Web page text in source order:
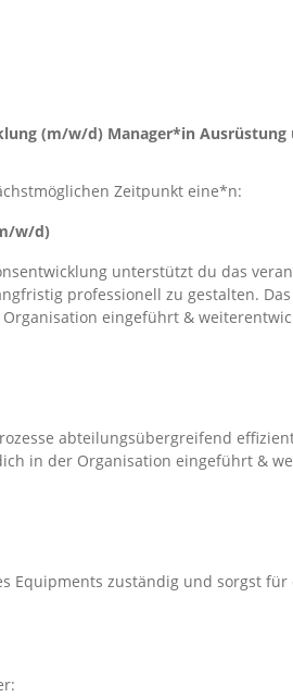
(m/w/d) Manager*in
Zeitpunkt eine*n:
w/d)
unterstützt du das
professionell zu gestalten.
eingeführt &
abteilungsübergreifend
in der Organisation eingeführt &
zuständig und sorgst